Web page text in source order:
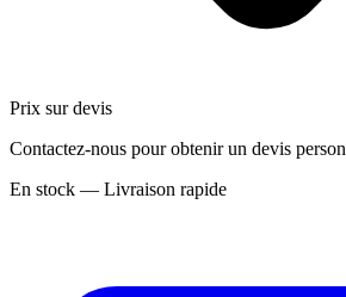
Prix sur devis
Contactez-nous pour obtenir un devis
En stock — Livraison rapide